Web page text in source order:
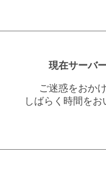
現在サーバ
ご迷惑をおか
しばらく時間を